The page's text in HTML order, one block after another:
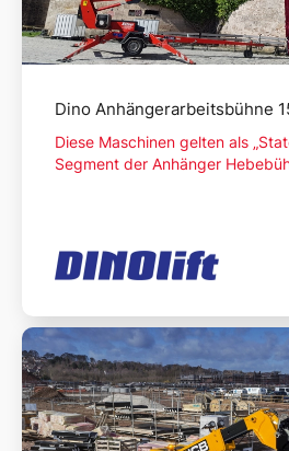
Dino Anhängerarbeitsbühne
Diese Maschinen gelten als
Segment der Anhänger
Mehr lesen